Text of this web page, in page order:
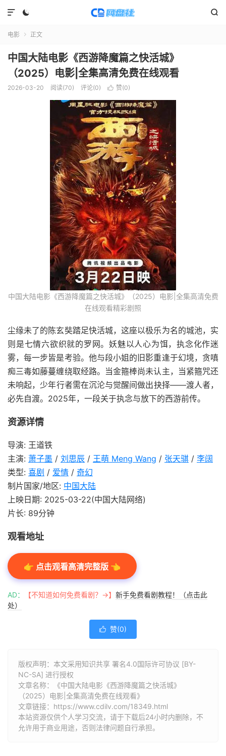
 

电影  正文
中国大陆电影《西游降魔篇之快活城》
（2025）电影|全集高清免费在线观看
2026-03-20 阅读(70) 评论(0)  赞(0)
中国大陆电影《西游降魔篇之快活城》（2025）电影|全集高清免费
在线观看精彩剧照
尘缘未了的陈玄奘踏足快活城，这座以极乐为名的城池，实
则是七情六欲织就的罗网。妖魅以人心为饵，执念化作迷
雾，每一步皆是考验。他与段小姐的旧影重逢于幻境，贪嗔
痴三毒如藤蔓缠绕取经路。当金箍棒尚未认主，当紧箍咒还
未响起，少年行者需在沉沦与觉醒间做出抉择——渡人者，
必先自渡。2025年，一段关于执念与放下的西游前传。
资源详情
导演: 王道铁
主演: 萧子墨 / 刘思辰 / 王萌 Meng Wang / 张天骐 / 李阔
类型: 喜剧 / 爱情 / 奇幻
制片国家/地区: 中国大陆
上映日期: 2025-03-22(中国大陆网络)
片长: 89分钟
观看地址
👉 点击观看高清完整版 👈
AD： 【不知道如何免费看剧？→】 新手免费看剧教程！（点击此
处）
 赞(0)
版权声明：本文采用知识共享 署名4.0国际许可协议 [BY-
NC-SA] 进行授权
文章名称：《中国大陆电影《西游降魔篇之快活城》
（2025）电影|全集高清免费在线观看》
文章链接： https://www.cdilv.com/18349.html
本站资源仅供个人学习交流，请于下载后24小时内删除，不
允许用于商业用途，否则法律问题自行承担。